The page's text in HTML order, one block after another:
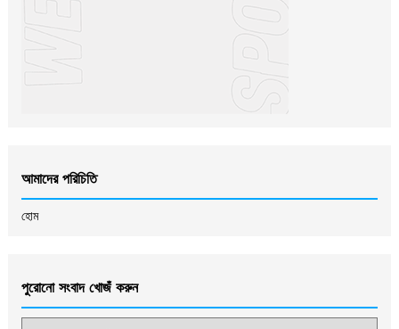
আমাদের পরিচিতি
হোম
পুরোনো সংবাদ খোজঁ করুন